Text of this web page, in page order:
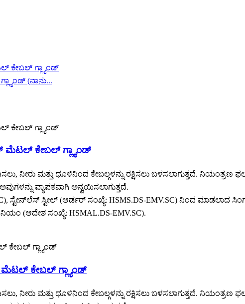
(ನಾನು...
ಮೆಟಲ್ ಕೇಬಲ್ ಗ್ಲ್ಯಾಂಡ್
ನೀರು ಮತ್ತು ಧೂಳಿನಿಂದ ಕೇಬಲ್ಗಳನ್ನು ರಕ್ಷಿಸಲು ಬಳಸಲಾಗುತ್ತದೆ.
ವ್ಯಾಪಕವಾಗಿ ಅನ್ವಯಿಸಲಾಗುತ್ತದೆ.
ಸ್ಟೇನ್‌ಲೆಸ್ ಸ್ಟೀಲ್ (ಆರ್ಡರ್ ಸಂಖ್ಯೆ: HSMS.DS-EMV.SC) ನಿಂದ
(ಆದೇಶ ಸಂಖ್ಯೆ: HSMAL.DS-EMV.SC).
ಕೇಬಲ್ ಗ್ಲ್ಯಾಂಡ್
ನೀರು ಮತ್ತು ಧೂಳಿನಿಂದ ಕೇಬಲ್ಗಳನ್ನು ರಕ್ಷಿಸಲು ಬಳಸಲಾಗುತ್ತದೆ.